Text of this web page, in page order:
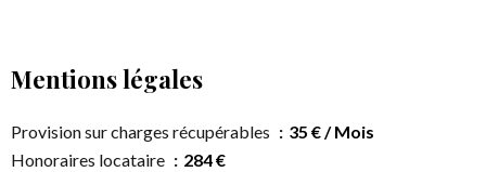
Mentions légales
Provision sur charges récupérables
35 € / Mois
Honoraires locataire
284 €